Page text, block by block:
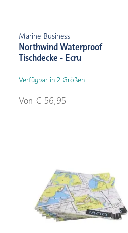
Marine Business
Northwind Waterproof
Tischdecke - Ecru
Verfügbar in 2 Größen
Von € 56,95